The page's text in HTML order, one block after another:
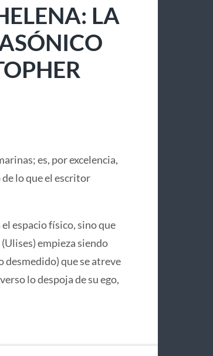
LA
es, por excelencia,
lo que el escritor
espacio físico, sino que
empieza siendo
que se atreve
lo despoja de su ego,